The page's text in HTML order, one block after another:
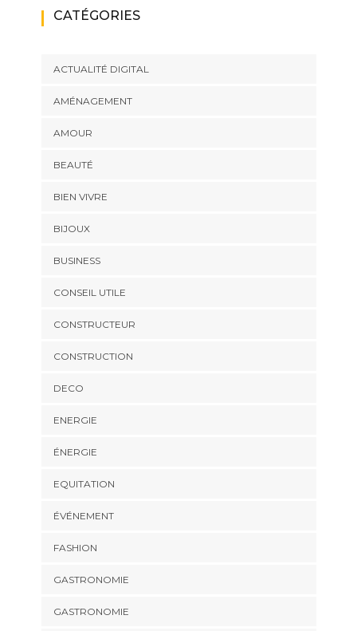
CATÉGORIES
ACTUALITÉ DIGITAL
AMÉNAGEMENT
AMOUR
BEAUTÉ
BIEN VIVRE
BIJOUX
BUSINESS
CONSEIL UTILE
CONSTRUCTEUR
CONSTRUCTION
DECO
ENERGIE
ÉNERGIE
EQUITATION
ÉVÉNEMENT
FASHION
GASTRONOMIE
GASTRONOMIE